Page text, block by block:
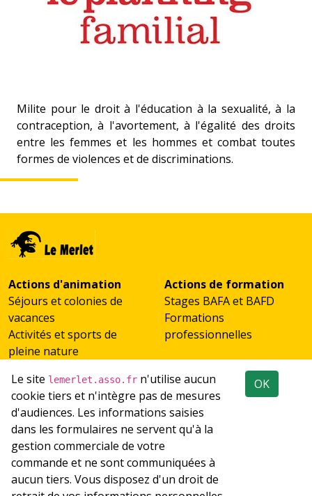
Milite pour le droit à l'éducation à la sexualité, à la
contraception, à l'avortement, à l'égalité des droits
entre les femmes et les hommes et combat toutes
formes de violences et de discriminations.
Actions d'animation
Séjours et colonies de
vacances
Activités et sports de
pleine nature
découverte
Accueil de groupes
Actions de formation
Stages BAFA et BAFD
Formations
professionnelles
Emploi
Recrutement
Les offres d'emploi du
réseau
Réseaux sociaux
Le site lemerlet.asso.fr n'utilise aucun
cookie tiers et n'intègre pas de mesures
d'audiences. Les informations saisies
dans les formulaires ne servent qu'à la
gestion commerciale de votre
commande et ne sont communiquées à
aucun tiers. Vous disposez d'un droit de
OK